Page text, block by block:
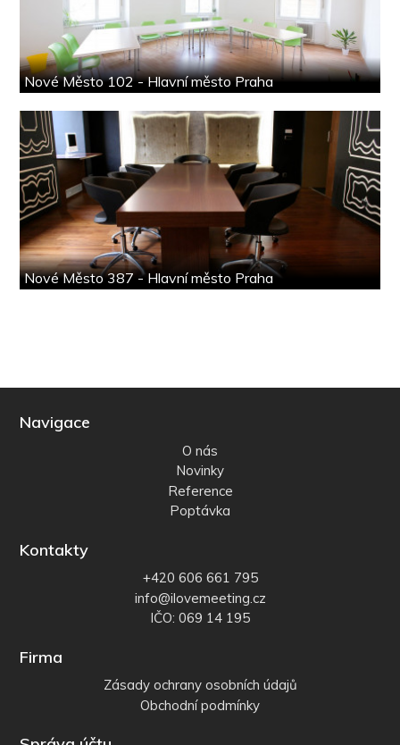
Nové Město 102 - Hlavní město Praha
Nové Město 387 - Hlavní město Praha
Navigace
O nás
Novinky
Reference
Poptávka
Kontakty
+420 606 661 795
info@ilovemeeting.cz
IČO: 069 14 195
Firma
Zásady ochrany osobních údajů
Obchodní podmínky